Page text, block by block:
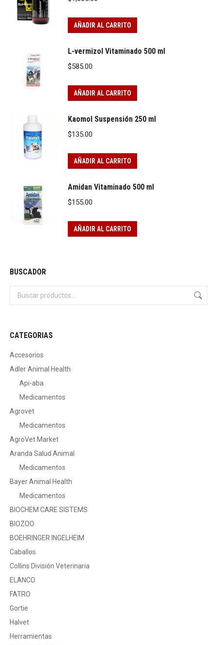
AÑADIR AL CARRITO
L-vermizol Vitaminado 500 ml
$585.00
AÑADIR AL CARRITO
Kaomol Suspensión 250 ml
$135.00
AÑADIR AL CARRITO
Amidan Vitaminado 500 ml
$155.00
AÑADIR AL CARRITO
BUSCADOR
CATEGORIAS
Accesorios
Adler Animal Health
Api-aba
Medicamentos
Agrovet
Medicamentos
AgroVet Market
Aranda Salud Animal
Medicamentos
Bayer Animal Health
Medicamentos
BIOCHEM CARE SISTEMS
BIOZOO
BOEHRINGER INGELHEIM
Caballos
Collins División Veterinaria
ELANCO
FATRO
Gortie
Halvet
Herramientas